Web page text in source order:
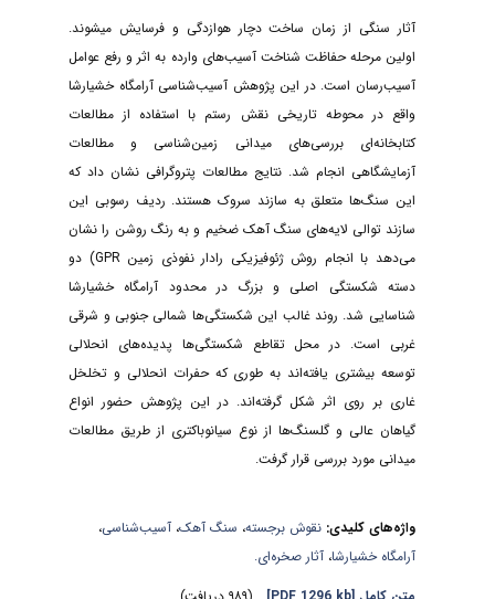
آثار سنگی از زمان ساخت دچار هوازدگی و فرسایش میشوند.
اولین مرحله حفاظت شناخت آسیب‌های وارده به اثر و رفع عوامل
آسیب‌رسان است. در این پژوهش آسیب‌شناسی آرامگاه خشیارشا
واقع در محوطه تاریخی نقش رستم با استفاده از مطالعات
کتابخانه‌ای بررسی‌های میدانی زمین‌شناسی و مطالعات
آزمایشگاهی انجام شد. نتایج مطالعات پتروگرافی نشان داد که
این سنگ‌ها متعلق به سازند سروک هستند. ردیف رسوبی این
سازند توالی لایه‌های سنگ آهک ضخیم و به رنگ روشن را نشان
می‌دهد با انجام روش ژئوفیزیکی رادار نفوذی زمین GPR) دو
دسته شکستگی اصلی و بزرگ در محدود آرامگاه خشیارشا
شناسایی شد. روند غالب این شکستگی‌ها شمالی جنوبی و شرقی
غربی است. در محل تقاطع شکستگی‌ها پدیده‌های انحلالی
توسعه بیشتری یافته‌اند به طوری که حفرات انحلالی و تخلخل
غاری بر روی اثر شکل گرفته‌اند. در این پژوهش حضور انواع
گیاهان عالی و گلسنگ‌ها از نوع سیانوباکتری از طریق مطالعات
میدانی مورد بررسی قرار گرفت.
واژه‌های کلیدی:نقوش برجسته،سنگ آهک،آسیب‌شناسی،
آرامگاه خشیارشا،آثار صخره‌ای.